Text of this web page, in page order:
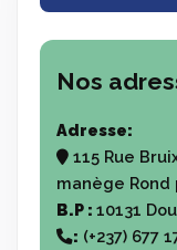
Nos
Adresse:
115 Rue
manège Rond
B.P : 10131
: (+237) 677